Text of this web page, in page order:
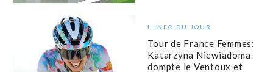
L'INFO DU JOUR
Tour de France Femmes:
Katarzyna Niewiadoma
dompte le Ventoux et